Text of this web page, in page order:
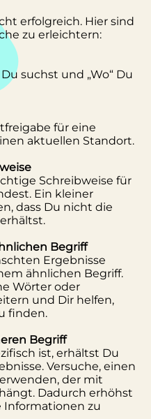
erfolgreich. Hier sind
zu erleichtern:
suchst und „Wo“ Du
für eine
aktuellen Standort.
Schreibweise für
Ein kleiner
dass Du nicht die
Begriff
Ergebnisse
ähnlichen Begriff.
Wörter oder
und Dir helfen,
finden.
Begriff
ist, erhältst Du
Versuche, einen
der mit
Dadurch erhöhst
Informationen zu